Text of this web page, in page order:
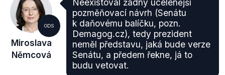
ODS
Miroslava
Němcová
Neexistoval žádný ucelenější
pozměňovací návrh (Senátu
k daňovému balíčku, pozn.
Demagog.cz), tedy prezident
neměl představu, jaká bude verze
Senátu, a předem řekne, já to
budu vetovat.